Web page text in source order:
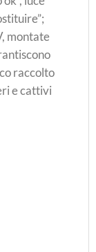
montate
raccolto
e cattivi